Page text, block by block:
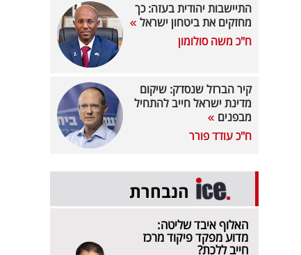
התיישבות יהודית בעזה: כך
מחזקים את ביטחון ישראל
ח"כ משה סולומון
קיר הברזל שנסדק: שיקום
מדינת ישראל חייב להתחיל
מבפנים
ח"כ עודד פורר
הנבחרת
האלוף איבד שליטה:
מדוע מפקד פיקוד מרכז
חייב ללכת?